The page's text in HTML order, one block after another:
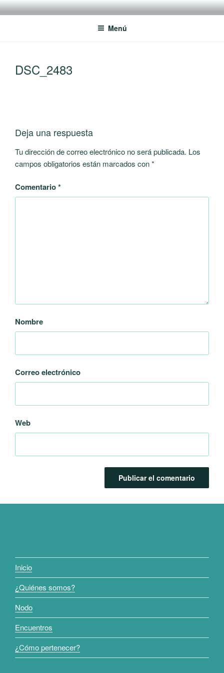
Saltar
al
RREDSI
Red Regional de Semilleros de Investigación RREDSI
Menú
DSC_2483
Deja una respuesta
Tu dirección de correo electrónico no será publicada. Los
campos obligatorios están marcados con*
Comentario*
Nombre
Correo electrónico
Web
Inicio
¿Quiénes somos?
Nodo
Encuentros
¿Cómo pertenecer?